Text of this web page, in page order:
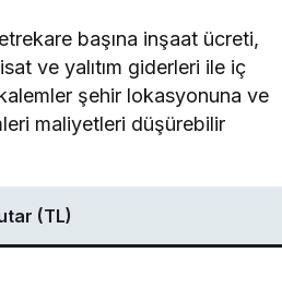
başına inşaat ücreti,
ve yalıtım giderleri ile iç
şehir lokasyonuna ve
maliyetleri düşürebilir
(TL)